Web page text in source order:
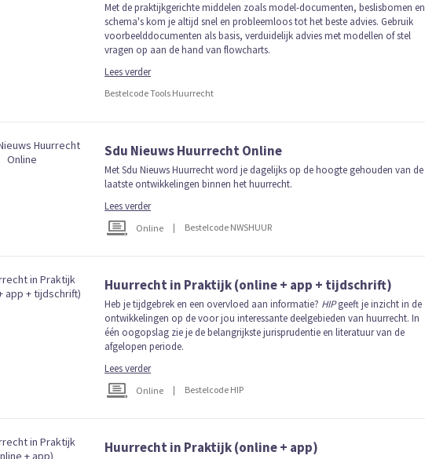
Met de praktijkgerichte middelen zoals model-documenten, beslisbomen en
schema's kom je altijd snel en probleemloos tot het beste advies. Gebruik
voorbeelddocumenten als basis, verduidelijk advies met modellen of stel
vragen op aan de hand van flowcharts.
Lees verder
Bestelcode Tools Huurrecht
Sdu Nieuws Huurrecht Online
Met Sdu Nieuws Huurrecht word je dagelijks op de hoogte gehouden van de
laatste ontwikkelingen binnen het huurrecht.
Lees verder
Online | Bestelcode NWSHUUR
Huurrecht in Praktijk (online + app + tijdschrift)
Heb je tijdgebrek en een overvloed aan informatie? HIPgeeft je inzicht in de
ontwikkelingen op de voor jou interessante deelgebieden van huurrecht. In
één oogopslag zie je de belangrijkste jurisprudentie en literatuur van de
afgelopen periode.
Lees verder
Online | Bestelcode HIP
Huurrecht in Praktijk (online + app)